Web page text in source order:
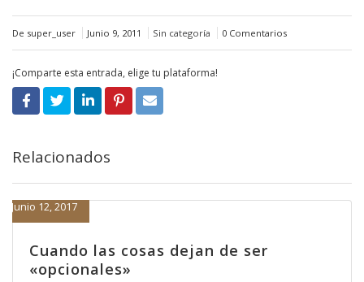
De super_user Junio 9, 2011 Sin categoría 0 Comentarios
¡Comparte esta entrada, elige tu plataforma!
Relacionados
Cuando las cosas dejan de ser
«opcionales»
Junio 12, 2017